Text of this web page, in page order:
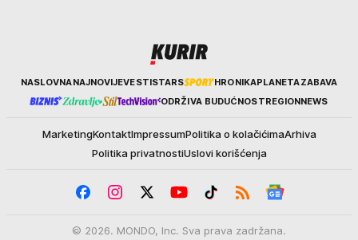
KurirNASLOVNANAJNOVIJEVESTISTARS HRONIKAPLANETAZABAVA
ODRŽIVA BUDUĆNOSTREGIONNEWS
MarketingKontaktImpressumPolitika o kolačićimaArhiva
Politika privatnostiUslovi korišćenja
© 2026. MONDO, Inc. Sva prava zadržana.